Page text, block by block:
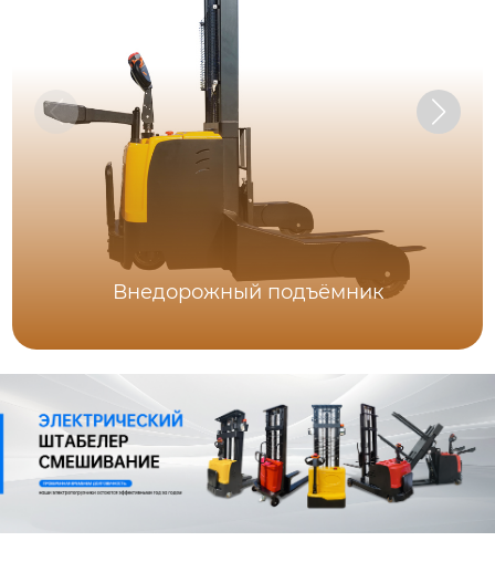
Внедорожный подъёмник